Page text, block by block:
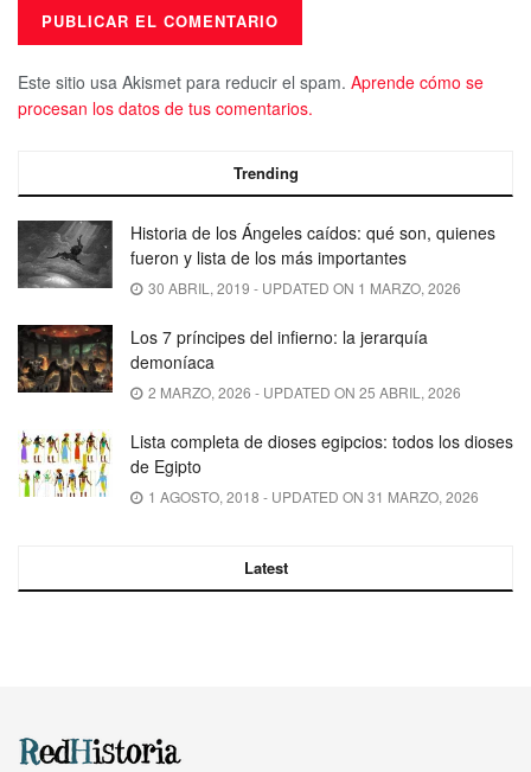
Este sitio usa Akismet para reducir el spam. Aprende cómo se
procesan los datos de tus comentarios.
Trending
Historia de los Ángeles caídos: qué son, quienes
fueron y lista de los más importantes
30 ABRIL, 2019 - UPDATED ON 1 MARZO, 2026
Los 7 príncipes del infierno: la jerarquía
demoníaca
2 MARZO, 2026 - UPDATED ON 25 ABRIL, 2026
Lista completa de dioses egipcios: todos los dioses
de Egipto
1 AGOSTO, 2018 - UPDATED ON 31 MARZO, 2026
Latest